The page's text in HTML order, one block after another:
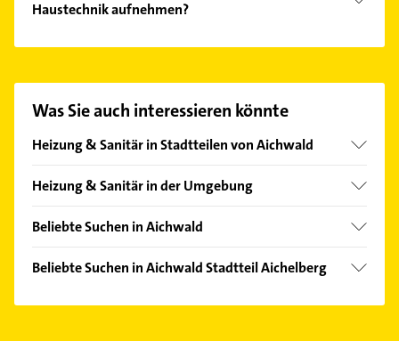
Haustechnik aufnehmen?
finden Sie alleKontaktdaten.
Was Sie auch interessieren könnte
Heizung & Sanitär in Stadtteilen von Aichwald
Aichschieß
Heizung & Sanitär in der Umgebung
Weinstadt
Kernen im Remstal
Beliebte Suchen in Aichwald
Physikalische Therapie
Krankengymnastik
Beliebte Suchen in Aichwald Stadtteil Aichelberg